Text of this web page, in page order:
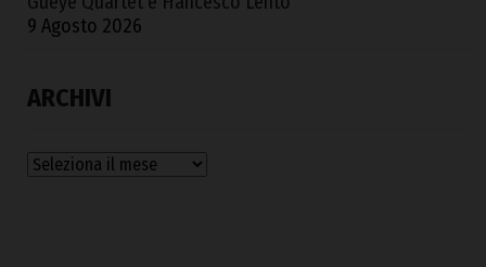
9 Agosto 2026
ARCHIVI
Archivi